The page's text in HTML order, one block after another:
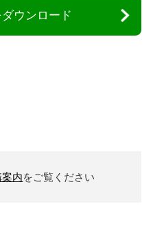
ウンロード
内をご覧ください